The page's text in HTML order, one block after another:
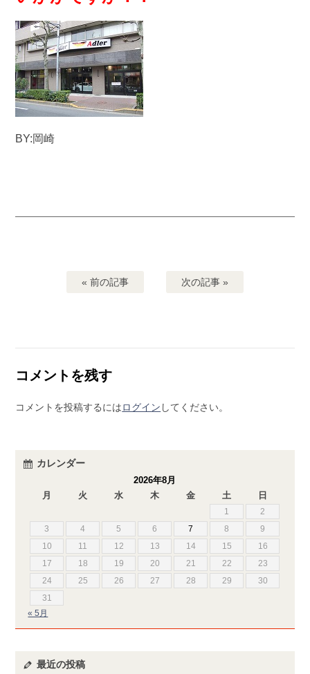
BY:岡崎
« 前の記事 次の記事 »
コメントを残す
コメントを投稿するにはログイン してください。
カレンダー
2026年8月
月
火 水 木 金 土 日
1
2
3
4 5 6 7 8
9
10
11 12 13 14 15
16
17
18 19 20 21 22
23
24
25 26 27 28 29
30
31
« 5月
最近の投稿